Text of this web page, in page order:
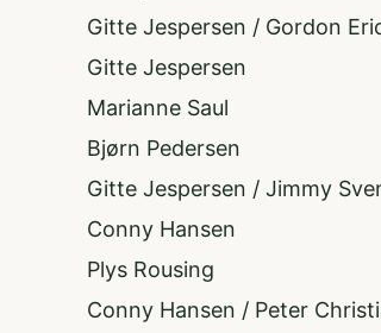
Gitte Jespersen / Gordon
Gitte Jespersen
Marianne Saul
Bjørn Pedersen
Gitte Jespersen / Jimmy
Conny Hansen
Plys Rousing
Conny Hansen / Peter